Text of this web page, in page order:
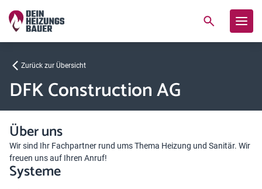
Zurück zur Übersicht
DFK Construction AG
Über uns
Wir sind Ihr Fachpartner rund ums Thema Heizung und Sanitär. Wir
freuen uns auf Ihren Anruf!
Systeme